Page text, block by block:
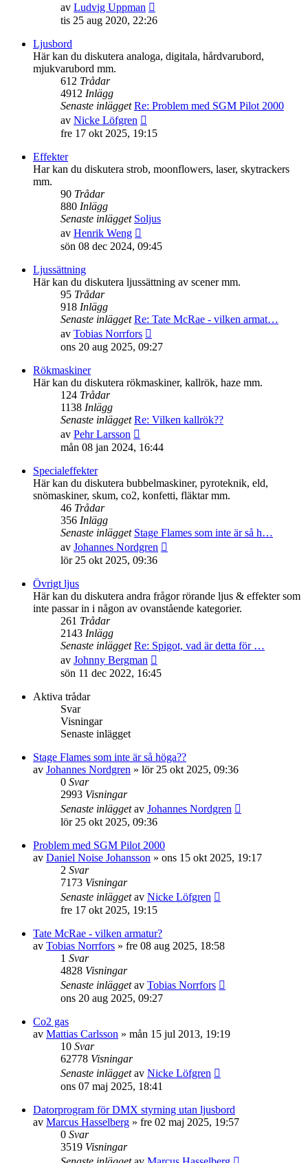
av Ludvig Uppman
till
inlägget
tis 25 aug 2020, 22:26
Ljusbord
Här kan du diskutera analoga, digitala, hårdvarubord,
mjukvarubord mm.
612 Trådar
4912 Inlägg
Senaste inlägget Re: Problem med SGM Pilot 2000
av Nicke Löfgren
till
inlägget
fre 17 okt 2025, 19:15
Effekter
Har kan du diskutera strob, moonflowers, laser, skytrackers
mm.
90 Trådar
880 Inlägg
Senaste inlägget Soljus
av Henrik Weng
till
inlägget
sön 08 dec 2024, 09:45
Ljussättning
Här kan du diskutera ljussättning av scener mm.
95 Trådar
918 Inlägg
Senaste inlägget Re: Tate McRae - vilken armat…
av Tobias Norrfors
till
inlägget
ons 20 aug 2025, 09:27
Rökmaskiner
Här kan du diskutera rökmaskiner, kallrök, haze mm.
124 Trådar
1138 Inlägg
Senaste inlägget Re: Vilken kallrök??
av Pehr Larsson
till
inlägget
mån 08 jan 2024, 16:44
Specialeffekter
Här kan du diskutera bubbelmaskiner, pyroteknik, eld,
snömaskiner, skum, co2, konfetti, fläktar mm.
46 Trådar
356 Inlägg
Senaste inlägget Stage Flames som inte är så h…
av Johannes Nordgren
inlägget
lör 25 okt 2025, 09:36
Övrigt ljus
Här kan du diskutera andra frågor rörande ljus & effekter som
inte passar in i någon av ovanstående kategorier.
261 Trådar
2143 Inlägg
Senaste inlägget Re: Spigot, vad är detta för …
av Johnny Bergman
till
sön 11 dec 2022, 16:45
Aktiva trådar
Svar
Visningar
Senaste inlägget
Stage Flames som inte är så höga??
av Johannes Nordgren » lör 25 okt 2025, 09:36
0 Svar
2993 Visningar
Senaste inläggetav Johannes Nordgren
lör 25 okt 2025, 09:36
Problem med SGM Pilot 2000
av Daniel Noise Johansson » ons 15 okt 2025, 19:17
2 Svar
7173 Visningar
Senaste inläggetav Nicke Löfgren
fre 17 okt 2025, 19:15
Tate McRae - vilken armatur?
av Tobias Norrfors » fre 08 aug 2025, 18:58
1 Svar
4828 Visningar
Senaste inläggetav Tobias Norrfors
ons 20 aug 2025, 09:27
Co2 gas
av Mattias Carlsson » mån 15 jul 2013, 19:19
10 Svar
62778 Visningar
Senaste inläggetav Nicke Löfgren
ons 07 maj 2025, 18:41
Datorprogram för DMX styrning utan ljusbord
av Marcus Hasselberg » fre 02 maj 2025, 19:57
0 Svar
3519 Visningar